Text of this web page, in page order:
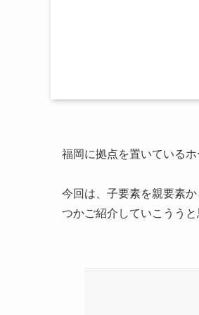
福岡に拠点を置いている
今回は、子要素を親要素
つかご紹介していこううと